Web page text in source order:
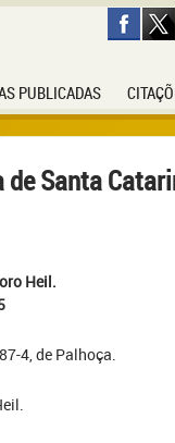
PUBLICADAS
Santa
Heil.
4, de Palhoça.